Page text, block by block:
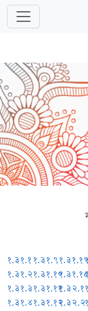
१.३१.१
१.३१.२
१.३१.३
१.३१.४
१.३१.९
१.३१.१०
१.३१.११
१.३१.१२
१.३१.१८
१.३२.१
१.३२.२